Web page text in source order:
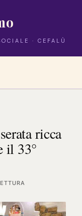
· CEFALÙ
ricca
il 33°